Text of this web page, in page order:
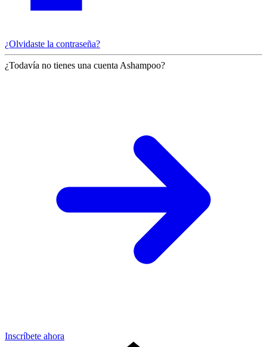
¿Olvidaste la contraseña?
¿Todavía no tienes una cuenta Ashampoo?
Inscríbete ahora